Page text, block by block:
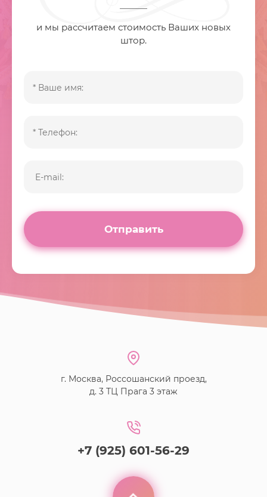
и мы рассчитаем стоимость Ваших новых
штор.
Отправить
г. Москва, Россошанский проезд,
д. 3 ТЦ Прага 3 этаж
+7 (925) 601-56-29